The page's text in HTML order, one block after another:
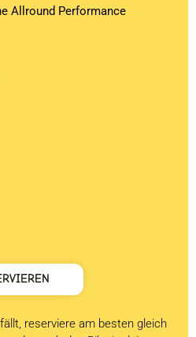
Allround Performance
reserviere am besten gleich